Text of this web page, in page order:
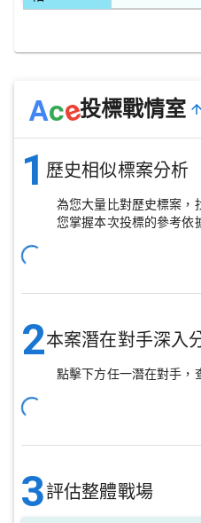
Ace投標戰情室
1 歷史相似標案分析
為您大量比對歷史標案，
您掌握本次投標的參考依
2本案潛在對手深入
點擊下方任一潛在對手，
3評估整體戰場